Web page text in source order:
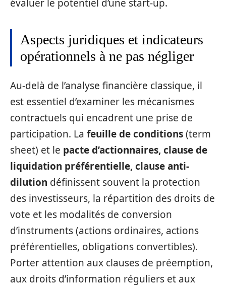
évaluer le potentiel d’une start-up.
Aspects juridiques et indicateurs
opérationnels à ne pas négliger
Au-delà de l’analyse financière classique, il
est essentiel d’examiner les mécanismes
contractuels qui encadrent une prise de
participation. La feuille de conditions(term
sheet) et le pacte d’actionnaires, clause de
liquidation préférentielle, clause anti-
dilution définissent souvent la protection
des investisseurs, la répartition des droits de
vote et les modalités de conversion
d’instruments (actions ordinaires, actions
préférentielles, obligations convertibles).
Porter attention aux clauses de préemption,
aux droits d’information réguliers et aux